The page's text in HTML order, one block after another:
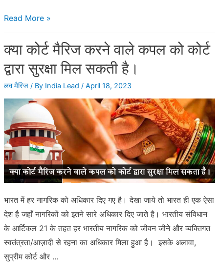
क्या
भारतीय
विदेशी
से
शादी
कर
सकता
है?
Read More »
क्या कोर्ट मैरिज करने वाले कपल को कोर्ट
द्वारा सुरक्षा मिल सकती है।
लव मैरिज/ By India Lead / April 18, 2023
भारत में हर नागरिक को अधिकार दिए गए है। देखा जाये तो भारत ही एक ऐसा
देश है जहाँ नागरिकों को इतने सारे अधिकार दिए जाते है। भारतीय संविधान
के आर्टिकल 21 के तहत हर भारतीय नागरिक को जीवन जीने और व्यक्तिगत
स्वतंत्रता/आज़ादी से रहना का अधिकार मिला हुआ है। इसके अलावा,
सुप्रीम कोर्ट और …